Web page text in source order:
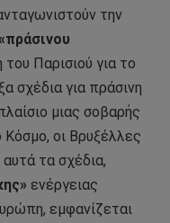
την
Παρισιού για το
σχέδια για πράσινη
μιας σοβαρής
Κόσμο, οι Βρυξέλλες
τα σχέδια,
ενέργειας
εμφανίζεται